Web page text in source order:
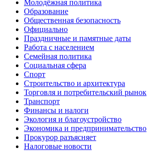
Молодёжная политика
Образование
Общественная безопасность
Официально
Праздничные и памятные даты
Работа с населением
Семейная политика
Социальная сфера
Спорт
Строительство и архитектура
Торговля и потребительский рынок
Транспорт
Финансы и налоги
Экология и благоустройство
Экономика и предпринимательство
Прокурор разъясняет
Налоговые новости